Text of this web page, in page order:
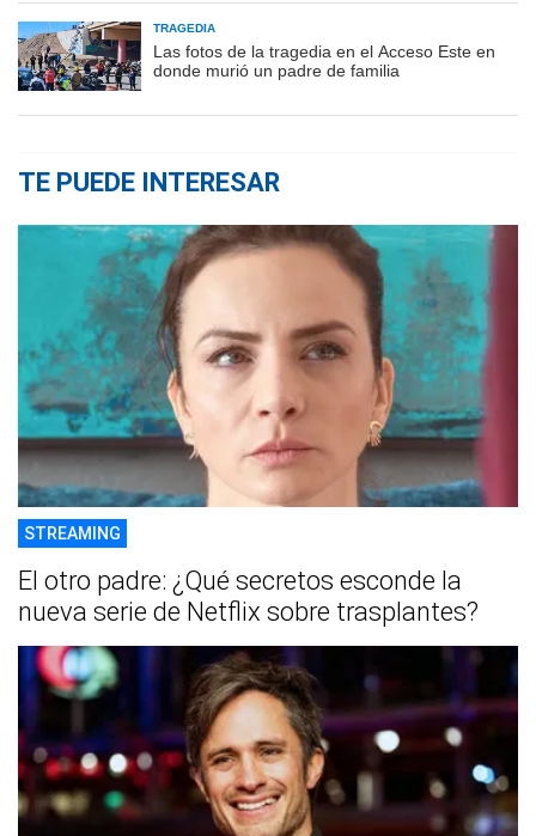
TRAGEDIA
Las fotos de la tragedia en el Acceso Este en
donde murió un padre de familia
TE PUEDE INTERESAR
STREAMING
El otro padre: ¿Qué secretos esconde la
nueva serie de Netflix sobre trasplantes?